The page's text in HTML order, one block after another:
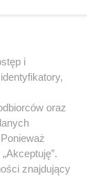
i
oraz
znajdujący